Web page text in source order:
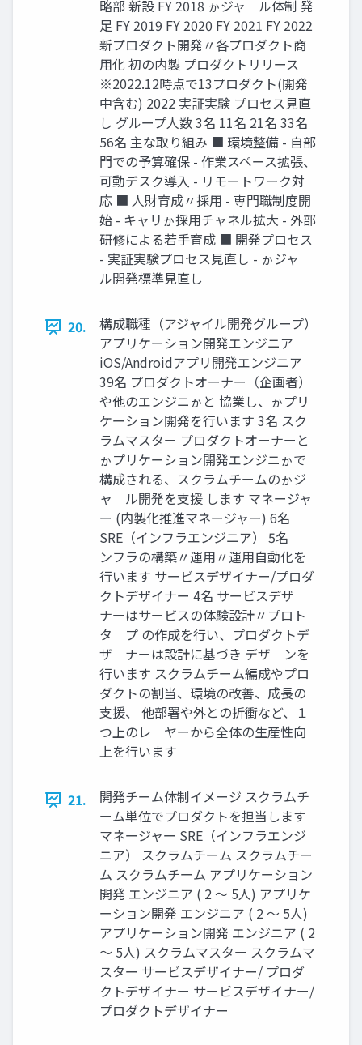
略部 新設 FY 2018 ゕジャ゗ル体制 発
足 FY 2019 FY 2020 FY 2021 FY 2022
新プロダクト開発〃各プロダクト商
用化 初の内製 プロダクトリリース
※2022.12時点で13プロダクト(開発
中含む) 2022 実証実験 プロセス見直
し グループ人数 3名 11名 21名 33名
56名 主な取り組み ■ 環境整備 - 自部
門での予算確保 - 作業スペース拡張、
可動デスク導入 - リモートワーク対
応 ■ 人財育成〃採用 - 専門職制度開
始 - キャリゕ採用チャネル拡大 - 外部
研修による若手育成 ■ 開発プロセス
- 実証実験プロセス見直し - ゕジャ゗
ル開発標準見直し
20.
構成職種（アジャイル開発グループ）
アプリケーション開発エンジニア
iOS/Androidアプリ開発エンジニア
39名 プロダクトオーナー（企画者）
や他のエンジニゕと 協業し、ゕプリ
ケーション開発を行います 3名 スク
ラムマスター プロダクトオーナーと
ゕプリケーション開発エンジニゕで
構成される、スクラムチームのゕジ
ャ゗ル開発を支援 します マネージャ
ー (内製化推進マネージャー) 6名
SRE（インフラエンジニア） 5名 ゗
ンフラの構築〃運用〃運用自動化を
行います サービスデザイナー/プロダ
クトデザイナー 4名 サービスデザ゗
ナーはサービスの体験設計〃プロト
タ゗プ の作成を行い、プロダクトデ
ザ゗ナーは設計に基づき デザ゗ンを
行います スクラムチーム編成やプロ
ダクトの割当、環境の改善、成長の
支援、 他部署や外との折衝など、１
つ上のレ゗ヤーから全体の生産性向
上を行います
21.
開発チーム体制イメージ スクラムチ
ーム単位でプロダクトを担当します
マネージャー SRE（インフラエンジ
ニア） スクラムチーム スクラムチー
ム スクラムチーム アプリケーション
開発 エンジニア ( 2 ～ 5人) アプリケ
ーション開発 エンジニア ( 2 ～ 5人)
アプリケーション開発 エンジニア ( 2
～ 5人) スクラムマスター スクラムマ
スター サービスデザイナー/ プロダ
クトデザイナー サービスデザイナー/
プロダクトデザイナー